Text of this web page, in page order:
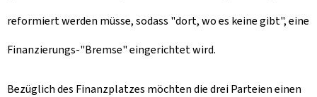
reformiert werden müsse, sodass "dort, wo es keine gibt", eine
Finanzierungs-"Bremse" eingerichtet wird.
Bezüglich des Finanzplatzes möchten die drei Parteien einen